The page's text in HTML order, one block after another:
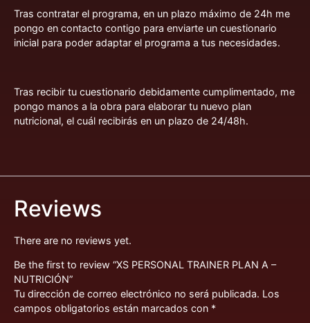
Tras contratar el programa, en un plazo máximo de 24h me
pongo en contacto contigo para enviarte un cuestionario
inicial para poder adaptar el programa a tus necesidades.
Tras recibir tu cuestionario debidamente cumplimentado, me
pongo manos a la obra para elaborar tu nuevo plan
nutricional, el cuál recibirás en un plazo de 24/48h.
Reviews
There are no reviews yet.
Be the first to review “XS PERSONAL TRAINER PLAN A –
NUTRICIÓN”
Tu dirección de correo electrónico no será publicada. Los
campos obligatorios están marcados con *